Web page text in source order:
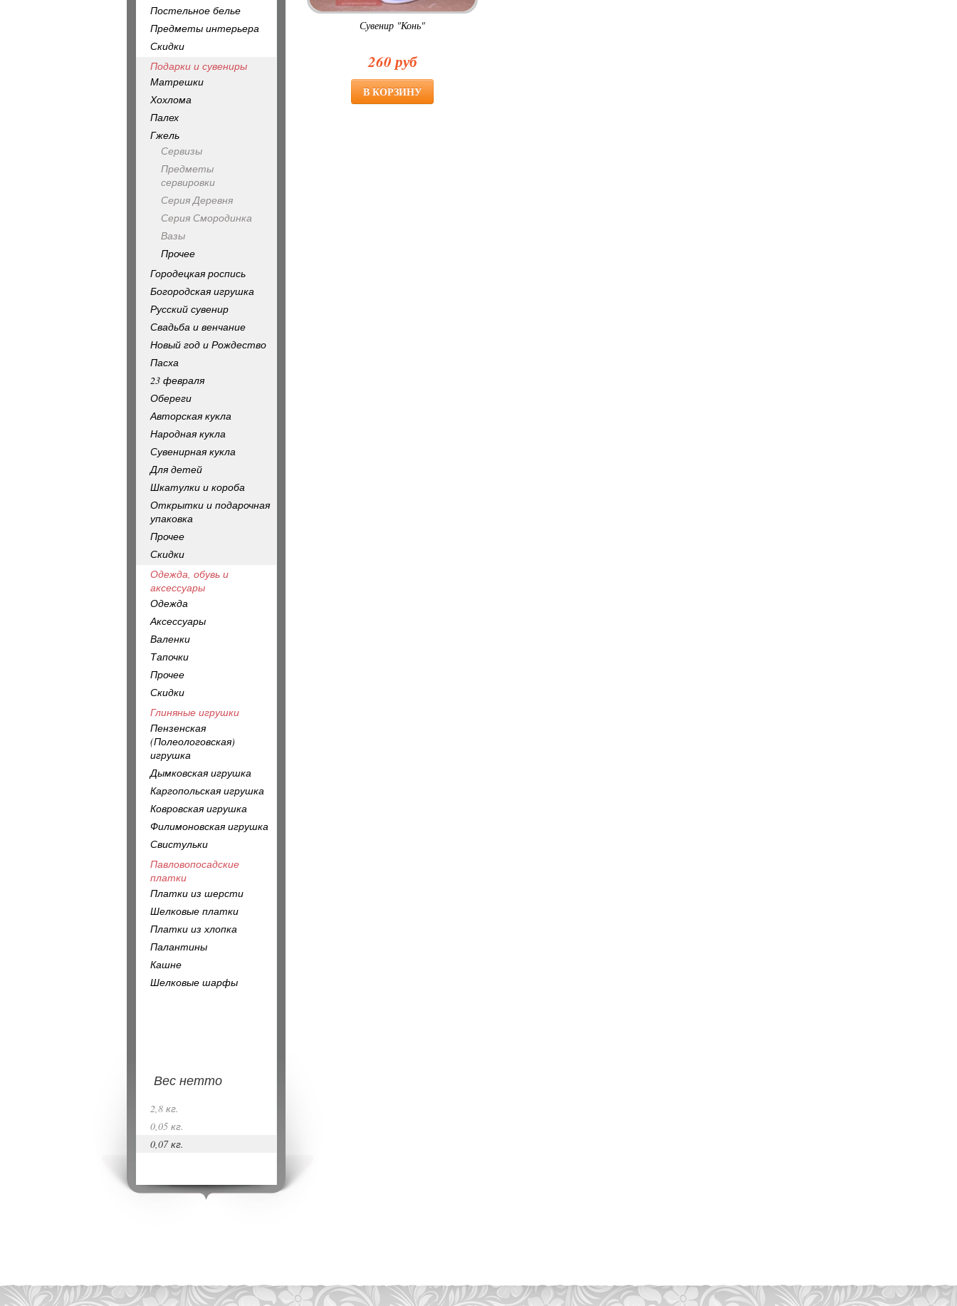
Сувенир "Конь"
260 руб
Постельное белье
Предметы интерьера
Скидки
Подарки и сувениры
Матрешки
Хохлома
Палех
Гжель
Сервизы
Предметы
сервировки
Серия Деревня
Серия Смородинка
Вазы
Прочее
Городецкая роспись
Богородская игрушка
Русский сувенир
Свадьба и венчание
Новый год и Рождество
Пасха
23 февраля
Обереги
Авторская кукла
Народная кукла
Сувенирная кукла
Для детей
Шкатулки и короба
Открытки и подарочная
упаковка
Прочее
Скидки
Одежда, обувь и
аксессуары
Одежда
Аксессуары
Валенки
Тапочки
Прочее
Скидки
Глиняные игрушки
Пензенская
(Полеологовская)
игрушка
Дымковская игрушка
Каргопольская игрушка
Ковровская игрушка
Филимоновская игрушка
Свистульки
Павловопосадские
платки
Платки из шерсти
Шелковые платки
Платки из хлопка
Палантины
Кашне
Шелковые шарфы
Вес нетто
2,8 кг.
0,05 кг.
0,07 кг.